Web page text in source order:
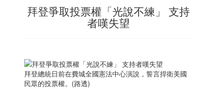
拜登爭取投票權「光說不練」 支持
者嘆失望
拜登總統日前在費城全國憲法中心演說，誓言捍衛美國
民眾的投票權。(路透)